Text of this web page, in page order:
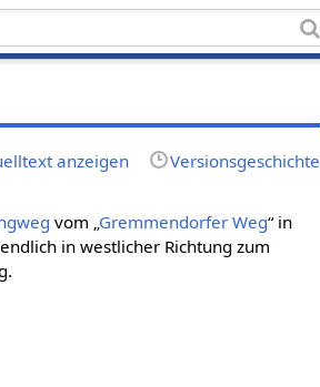
anzeigen Versionsgeschichte
vom „ Gremmendorfer Weg“ in
in westlicher Richtung zum